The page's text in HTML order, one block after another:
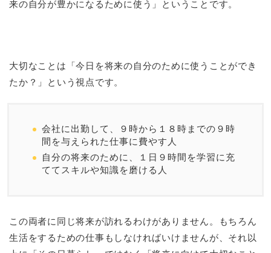
来の自分が豊かになるために使う」ということです。
大切なことは「今日を将来の自分のために使うことができ
たか？」という視点です。
会社に出勤して、９時から１８時までの９時
間を与えられた仕事に費やす人
自分の将来のために、１日９時間を学習に充
ててスキルや知識を磨ける人
この両者に同じ将来が訪れるわけがありません。もちろん
生活をするための仕事もしなければいけませんが、それ以